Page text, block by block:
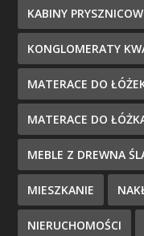
KABINY
KONGLOMERATY
MATERACE DO
MATERACE DO
MEBLE Z DREWNA
MIESZKANIE
NIERUCHOMOŚCI